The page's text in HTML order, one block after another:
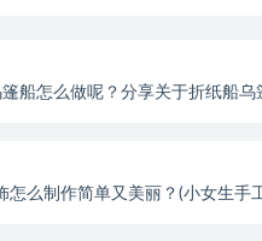
船怎么做呢？分享关于折纸船乌
怎么制作简单又美丽？(小女生手